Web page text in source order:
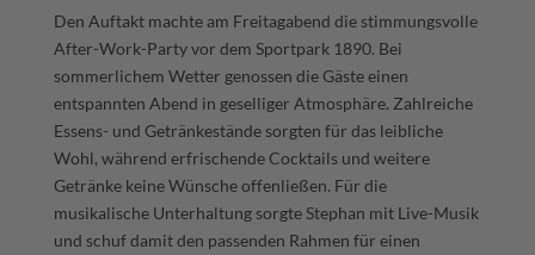
Den Auftakt machte am Freitagabend die stimmungsvolle
After-Work-Party vor dem Sportpark 1890. Bei
sommerlichem Wetter genossen die Gäste einen
entspannten Abend in geselliger Atmosphäre. Zahlreiche
Essens- und Getränkestände sorgten für das leibliche
Wohl, während erfrischende Cocktails und weitere
Getränke keine Wünsche offenließen. Für die
musikalische Unterhaltung sorgte Stephan mit Live-Musik
und schuf damit den passenden Rahmen für einen